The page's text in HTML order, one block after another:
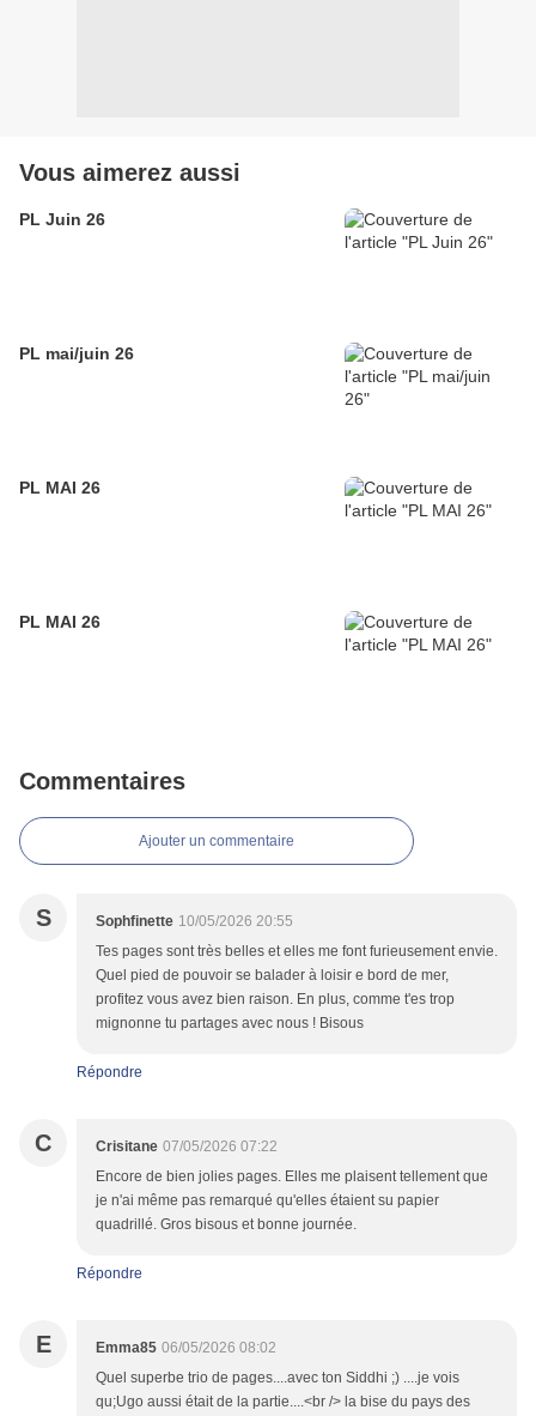
Vous aimerez aussi
PL Juin 26
PL mai/juin 26
PL MAI 26
PL MAI 26
Commentaires
Ajouter un commentaire
S Sophfinette 10/05/2026 20:55
Tes pages sont très belles et elles me font furieusement envie.
Quel pied de pouvoir se balader à loisir e bord de mer,
profitez vous avez bien raison. En plus, comme t'es trop
mignonne tu partages avec nous ! Bisous
Répondre
C Crisitane 07/05/2026 07:22
Encore de bien jolies pages. Elles me plaisent tellement que
je n'ai même pas remarqué qu'elles étaient su papier
quadrillé. Gros bisous et bonne journée.
Répondre
E Emma85 06/05/2026 08:02
Quel superbe trio de pages....avec ton Siddhi ;) ....je vois
qu;Ugo aussi était de la partie....<br /> la bise du pays des